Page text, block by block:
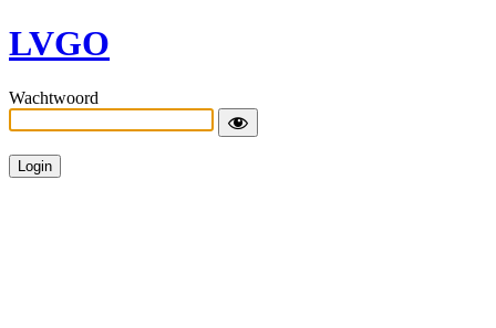
LVGO
Wachtwoord